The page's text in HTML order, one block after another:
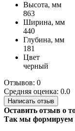
Высота, мм
863
Ширина, мм
440
Глубина, мм
181
Цвет
черный
Отзывов: 0
Средняя оценка: 0.0
Написать отзыв
Оставить отзыв о
Так мы формируем